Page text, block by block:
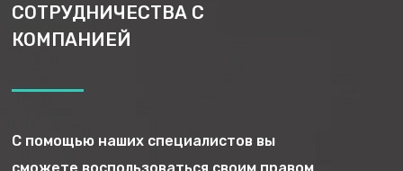
СОТРУДНИЧЕСТВА С
КОМПАНИЕЙ
С помощью наших специалистов вы
КАК МЫ РАБОТАЕМ
вами для уточнения деталей сотрудничества.